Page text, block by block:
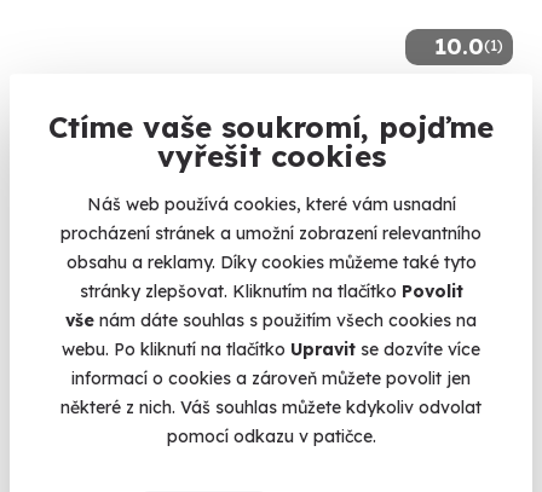
Ctíme vaše soukromí, pojďme
vyřešit cookies
Náš web používá cookies, které vám usnadní
procházení stránek a umožní zobrazení relevantního
obsahu a reklamy. Díky cookies můžeme také tyto
stránky zlepšovat. Kliknutím na tlačítko Povolit
vše nám dáte souhlas s použitím všech cookies na
webu. Po kliknutí na tlačítko Upravit se dozvíte více
informací o cookies a zároveň můžete povolit jen
některé z nich. Váš souhlas můžete kdykoliv odvolat
pomocí odkazu v patičce.
10.0(1)
Večerní relax v Aquapalace Praha
Saunový svět, aroma masáž i vstup do paláce relaxu ve
Praha Čestlice (Praha-východ)
1 780 Kč
AKCE